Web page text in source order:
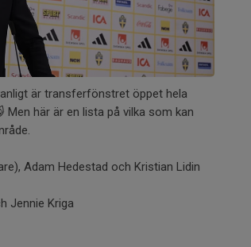
är transferfönstret öppet hela
Men här är en lista på vilka som kan
Adam Hedestad och Kristian Lidin
Jennie Kriga